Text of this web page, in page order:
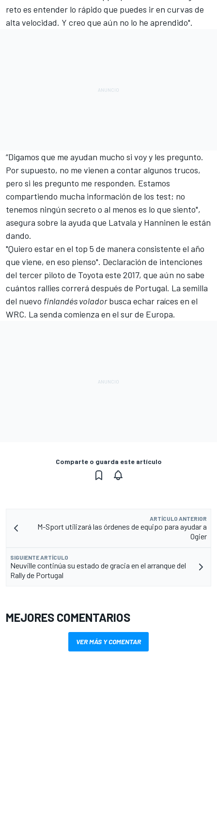
reto es entender lo rápido que puedes ir en curvas de
alta velocidad. Y creo que aún no lo he aprendido".
“Digamos que me ayudan mucho si voy y les pregunto.
Por supuesto, no me vienen a contar algunos trucos,
pero si les pregunto me responden. Estamos
compartiendo mucha información de los test; no
tenemos ningún secreto o al menos es lo que siento",
asegura sobre la ayuda que Latvala y Hanninen le están
dando.
"Quiero estar en el top 5 de manera consistente el año
que viene, en eso pienso". Declaración de intenciones
del tercer piloto de Toyota este 2017, que aún no sabe
cuántos rallies correrá después de Portugal. La semilla
del nuevo finlandés voladorbusca echar raíces en el
WRC. La senda comienza en el sur de Europa.
Comparte o guarda este artículo
ARTÍCULO ANTERIOR
M-Sport utilizará las órdenes de equipo para ayudar a
Ogier
SIGUIENTE ARTÍCULO
Neuville continúa su estado de gracia en el arranque del
Rally de Portugal
MEJORES COMENTARIOS
VER MÁS Y COMENTAR